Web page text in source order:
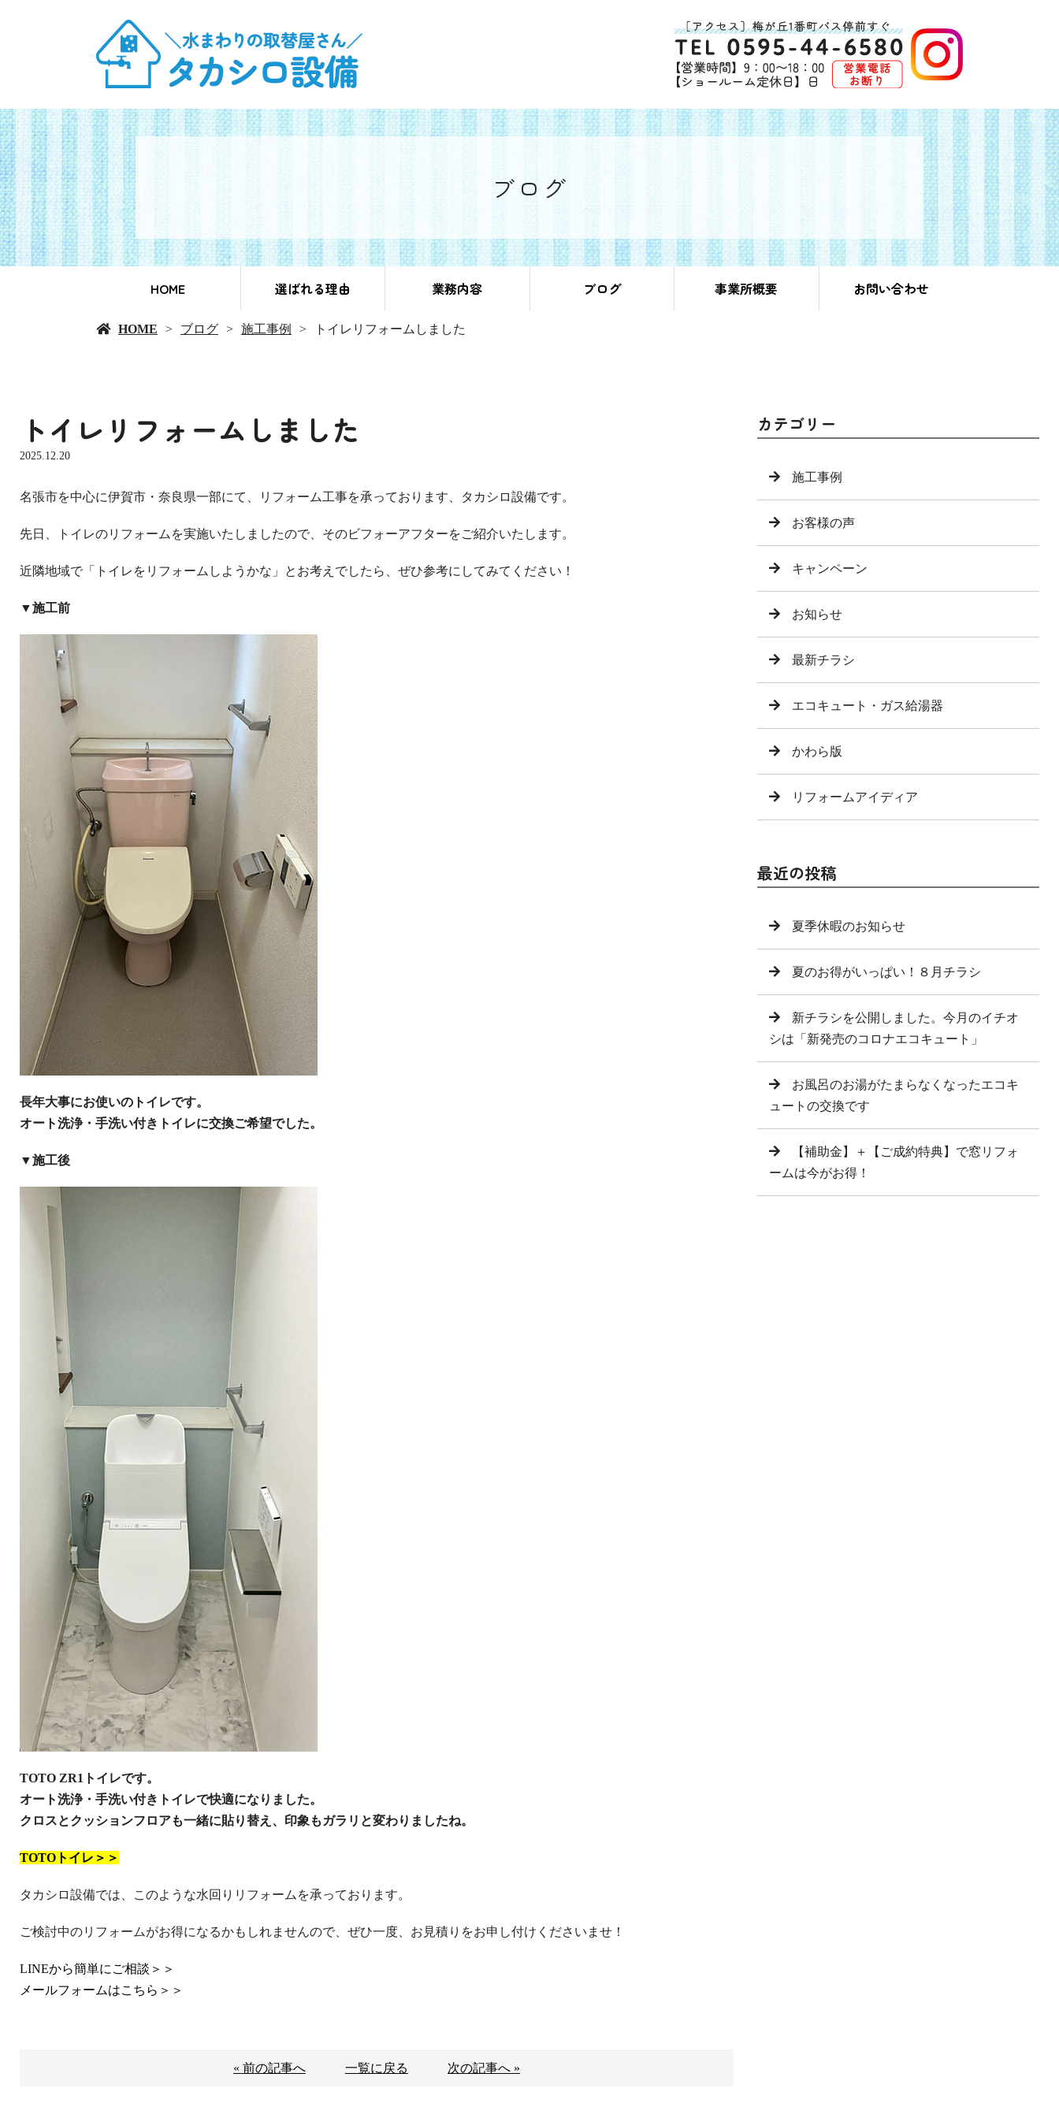
ブログ
HOME 選ばれる理由 業務内容 ブログ 事業所概要 お問い合わせ
HOME ブログ 施工事例 トイレリフォームしました
トイレリフォームしました
2025.12.20
名張市を中心に伊賀市・奈良県一部にて、リフォーム工事を承っております、タカシロ設備です。
先日、トイレのリフォームを実施いたしましたので、そのビフォーアフターをご紹介いたします。
近隣地域で「トイレをリフォームしようかな」とお考えでしたら、ぜひ参考にしてみてください！
▼施工前
長年大事にお使いのトイレです。
オート洗浄・手洗い付きトイレに交換ご希望でした。
▼施工後
TOTO ZR1トイレです。
オート洗浄・手洗い付きトイレで快適になりました。
クロスとクッションフロアも一緒に貼り替え、印象もガラリと変わりましたね。
TOTOトイレ ＞＞
タカシロ設備では、このような水回りリフォームを承っております。
ご検討中のリフォームがお得になるかもしれませんので、ぜひ一度、お見積りをお申し付けくださいませ！
LINEから簡単にご相談＞＞
メールフォームはこちら＞＞
« 前の記事へ 一覧に戻る 次の記事へ »
カテゴリー
施工事例
お客様の声
キャンペーン
お知らせ
最新チラシ
エコキュート・ガス給湯器
かわら版
リフォームアイディア
最近の投稿
夏季休暇のお知らせ
夏のお得がいっぱい！８月チラシ
新チラシを公開しました。今月のイチオ
シは「新発売のコロナエコキュート」
お風呂のお湯がたまらなくなったエコキ
ュートの交換です
【補助金】＋【ご成約特典】で窓リフォ
ームは今がお得！